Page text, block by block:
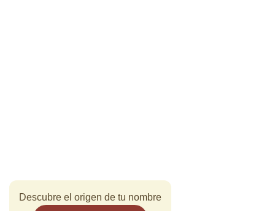
Descubre el origen de tu nombre